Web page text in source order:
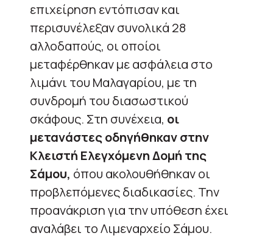
επιχείρηση εντόπισαν και
περισυνέλεξαν συνολικά 28
αλλοδαπούς, οι οποίοι
μεταφέρθηκαν με ασφάλεια στο
λιμάνι του Μαλαγαρίου, με τη
συνδρομή του διασωστικού
σκάφους. Στη συνέχεια, οι
μετανάστες οδηγήθηκαν στην
Κλειστή Ελεγχόμενη Δομή της
Σάμου, όπου ακολουθήθηκαν οι
προβλεπόμενες διαδικασίες. Την
προανάκριση για την υπόθεση έχει
αναλάβει το Λιμεναρχείο Σάμου.